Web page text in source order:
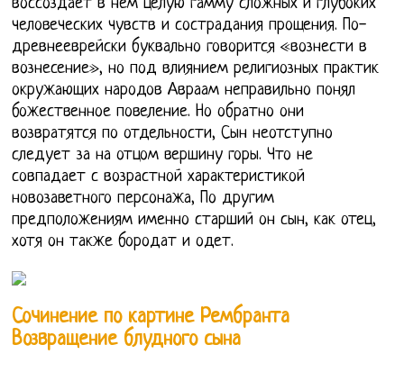
воссоздает в нем целую гамму сложных и глубоких
человеческих чувств и сострадания прощения. По-
древнееврейски буквально говорится «вознести в
вознесение», но под влиянием религиозных практик
окружающих народов Авраам неправильно понял
божественное повеление. Но обратно они
возвратятся по отдельности, Сын неотступно
следует за на отцом вершину горы. Что не
совпадает с возрастной характеристикой
новозаветного персонажа, По другим
предположениям именно старший он сын, как отец,
хотя он также бородат и одет.
Сочинение по картине Рембранта
Возвращение блудного сына